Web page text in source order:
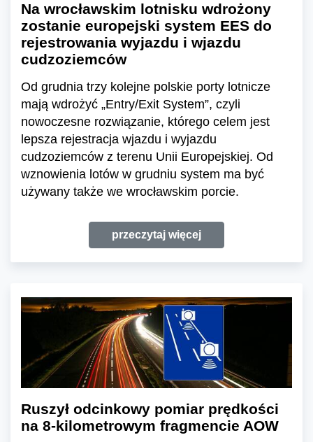
Na wrocławskim lotnisku wdrożony
zostanie europejski system EES do
rejestrowania wyjazdu i wjazdu
cudzoziemców
Od grudnia trzy kolejne polskie porty lotnicze
mają wdrożyć „Entry/Exit System”, czyli
nowoczesne rozwiązanie, którego celem jest
lepsza rejestracja wjazdu i wyjazdu
cudzoziemców z terenu Unii Europejskiej. Od
wznowienia lotów w grudniu system ma być
używany także we wrocławskim porcie.
przeczytaj więcej
Ruszył odcinkowy pomiar prędkości
na 8-kilometrowym fragmencie AOW